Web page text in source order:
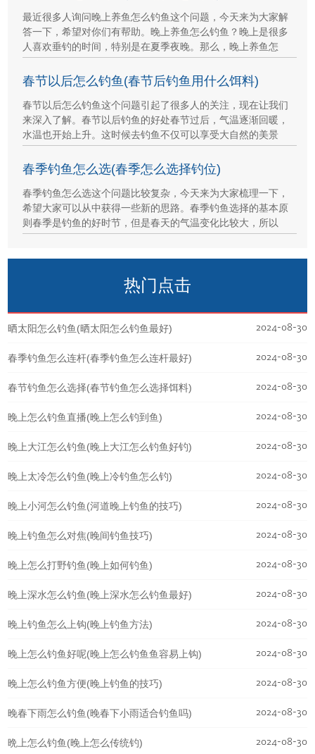
最近很多人询问晚上养鱼怎么钓鱼这个问题，今天来为大家解
答一下，希望对你们有帮助。晚上养鱼怎么钓鱼？晚上是很多
人喜欢垂钓的时间，特别是在夏季夜晚。那么，晚上养鱼怎
春节以后怎么钓鱼(春节后钓鱼用什么饵料)
春节以后怎么钓鱼这个问题引起了很多人的关注，现在让我们
来深入了解。春节以后钓鱼的好处春节过后，气温逐渐回暖，
水温也开始上升。这时候去钓鱼不仅可以享受大自然的美景
春季钓鱼怎么选(春季怎么选择钓位)
春季钓鱼怎么选这个问题比较复杂，今天来为大家梳理一下，
希望大家可以从中获得一些新的思路。春季钓鱼选择的基本原
则春季是钓鱼的好时节，但是春天的气温变化比较大，所以
热门点击
2024-08-30
晒太阳怎么钓鱼(晒太阳怎么钓鱼最好)
2024-08-30
春季钓鱼怎么连杆(春季钓鱼怎么连杆最好)
2024-08-30
春节钓鱼怎么选择(春节钓鱼怎么选择饵料)
2024-08-30
晚上怎么钓鱼直播(晚上怎么钓到鱼)
2024-08-30
晚上大江怎么钓鱼(晚上大江怎么钓鱼好钓)
2024-08-30
晚上太冷怎么钓鱼(晚上冷钓鱼怎么钓)
2024-08-30
晚上小河怎么钓鱼(河道晚上钓鱼的技巧)
2024-08-30
晚上钓鱼怎么对焦(晚间钓鱼技巧)
2024-08-30
晚上怎么打野钓鱼(晚上如何钓鱼)
2024-08-30
晚上深水怎么钓鱼(晚上深水怎么钓鱼最好)
2024-08-30
晚上钓鱼怎么上钩(晚上钓鱼方法)
2024-08-30
晚上怎么钓鱼好呢(晚上怎么钓鱼鱼容易上钩)
2024-08-30
晚上怎么钓鱼方便(晚上钓鱼的技巧)
2024-08-30
晚春下雨怎么钓鱼(晚春下小雨适合钓鱼吗)
2024-08-30
晩上怎么钓鱼(晚上怎么传统钓)